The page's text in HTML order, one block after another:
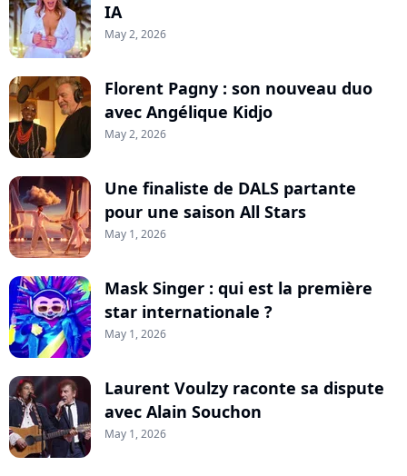
IA
May 2, 2026
Florent Pagny : son nouveau duo
avec Angélique Kidjo
May 2, 2026
Une finaliste de DALS partante
pour une saison All Stars
May 1, 2026
Mask Singer : qui est la première
star internationale ?
May 1, 2026
Laurent Voulzy raconte sa dispute
avec Alain Souchon
May 1, 2026